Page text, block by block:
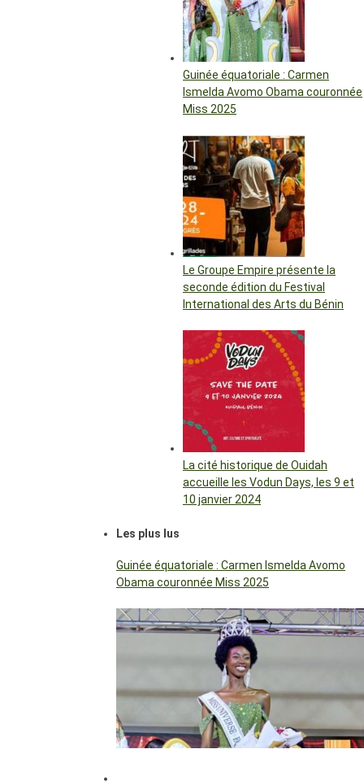
Guinée équatoriale : Carmen
Ismelda Avomo Obama couronnée
Miss 2025
Le Groupe Empire présente la
seconde édition du Festival
International des Arts du Bénin
La cité historique de Ouidah
accueille les Vodun Days, les 9 et
10 janvier 2024
Les plus lus
Guinée équatoriale : Carmen Ismelda Avomo
Obama couronnée Miss 2025